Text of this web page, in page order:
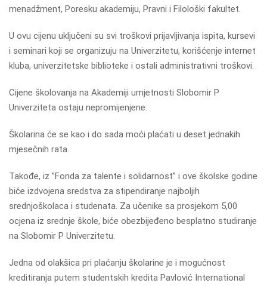
menadžment, Poresku akademiju, Pravni i Filološki fakultet.
U ovu cijenu uključeni su svi troškovi prijavljivanja ispita, kursevi
i seminari koji se organizuju na Univerzitetu, korišćenje internet
kluba, univerzitetske biblioteke i ostali administrativni troškovi.
Cijene školovanja na Akademiji umjetnosti Slobomir P
Univerziteta ostaju nepromijenjene.
Školarina će se kao i do sada moći plaćati u deset jednakih
mjesečnih rata.
Takođe, iz ”Fonda za talente i solidarnost” i ove školske godine
biće izdvojena sredstva za stipendiranje najboljih
srednjoškolaca i studenata. Za učenike sa prosjekom 5,00
ocjena iz srednje škole, biće obezbijeđeno besplatno studiranje
na Slobomir P Univerzitetu.
Jedna od olakšica pri plaćanju školarine je i mogućnost
kreditiranja putem studentskih kredita Pavlović International